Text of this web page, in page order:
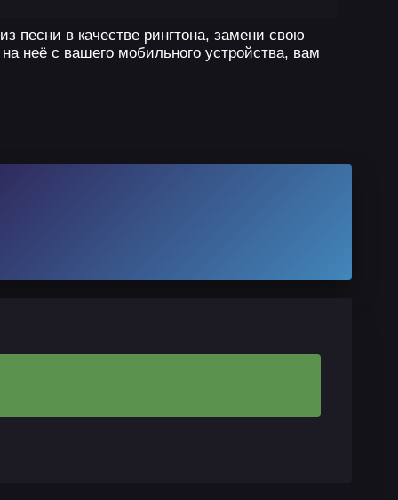
песни в качестве рингтона, замени свою
неё с вашего мобильного устройства, вам